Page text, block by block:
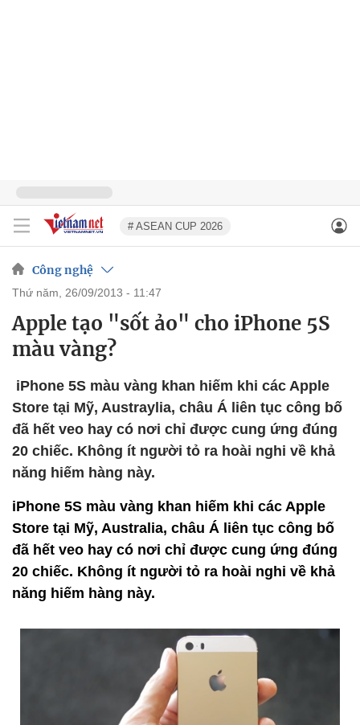
# ASEAN CUP 2026
Công nghệ
thứ năm, 26/09/2013 - 11:47
Apple tạo "sốt ảo" cho iPhone 5S
màu vàng?
iPhone 5S màu vàng khan hiếm khi các Apple
Store tại Mỹ, Austraylia, châu Á liên tục công bố
đã hết veo hay có nơi chỉ được cung ứng đúng
20 chiếc. Không ít người tỏ ra hoài nghi về khả
năng hiếm hàng này.
iPhone 5S màu vàng khan hiếm khi các Apple
Store tại Mỹ, Australia, châu Á liên tục công bố
đã hết veo hay có nơi chỉ được cung ứng đúng
20 chiếc. Không ít người tỏ ra hoài nghi về khả
năng hiếm hàng này.